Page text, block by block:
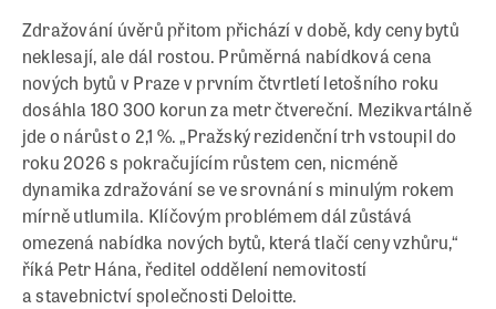
Zdražování úvěrů přitom přichází v době, kdy ceny bytů
neklesají, ale dál rostou. Průměrná nabídková cena
nových bytů v Praze v prvním čtvrtletí letošního roku
dosáhla 180 300 korun za metr čtvereční. Mezikvartálně
jde o nárůst o 2,1 %. „Pražský rezidenční trh vstoupil do
roku 2026 s pokračujícím růstem cen, nicméně
dynamika zdražování se ve srovnání s minulým rokem
mírně utlumila. Klíčovým problémem dál zůstává
omezená nabídka nových bytů, která tlačí ceny vzhůru,“
říká Petr Hána, ředitel oddělení nemovitostí
a stavebnictví společnosti Deloitte.